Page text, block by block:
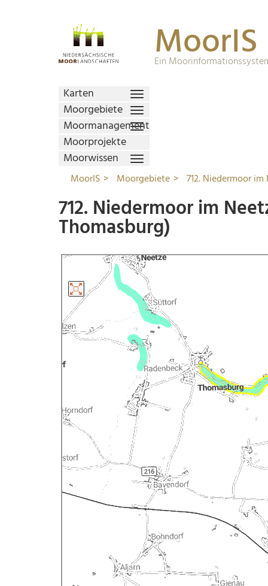
MoorIS
Ein
Karten
Moorgebiete
Moormanagement
Moorprojekte
Moorwissen
MoorIS Moorgebiete 712. Niedermoor
712. Niedermoor im
Thomasburg)